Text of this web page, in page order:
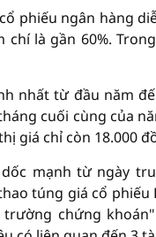
phiếu ngân hàng
chí là gần 60%.
nhất từ đầu năm
cuối cùng của
giá chỉ còn 18.000
mạnh từ ngày
túng giá cổ
chứng